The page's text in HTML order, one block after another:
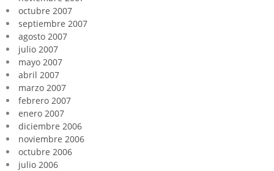
octubre 2007
septiembre 2007
agosto 2007
julio 2007
mayo 2007
abril 2007
marzo 2007
febrero 2007
enero 2007
diciembre 2006
noviembre 2006
octubre 2006
julio 2006